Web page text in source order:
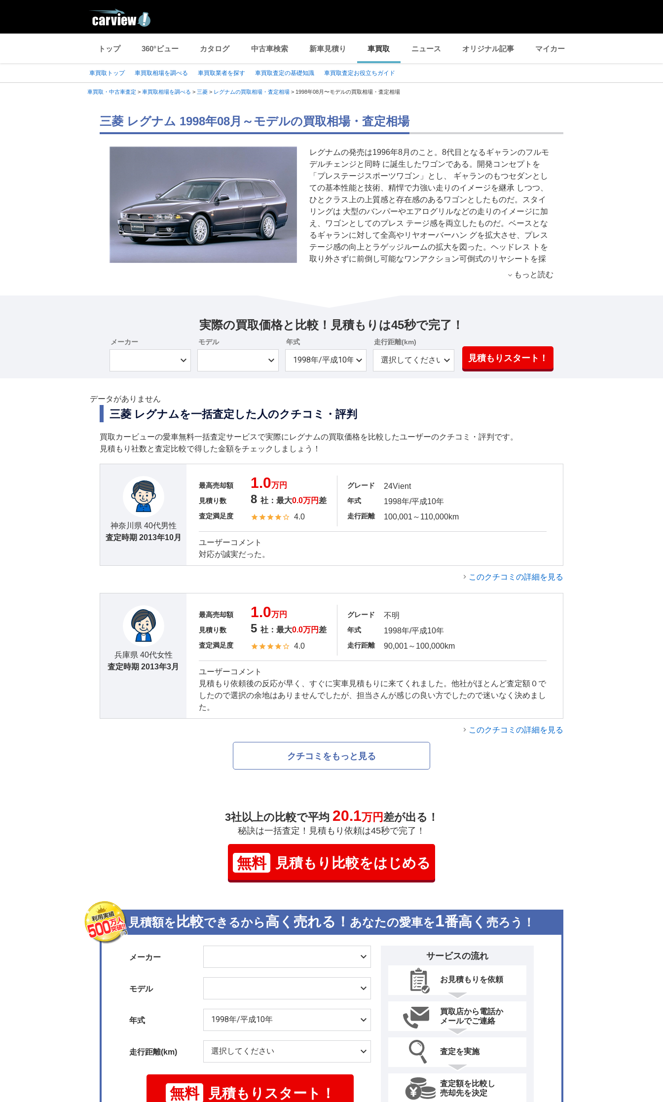
トップ 360°ビュー カタログ 中古車検索 新車見積り 車買取 ニュース オリジナル記事 マイカー
車買取トップ 車買取相場を調べる 車買取業者を探す 車買取査定の基礎知識 車買取査定お役立ちガイド
車買取・中古車査定 > 車買取相場を調べる > 三菱 > レグナムの買取相場・査定相場 > 1998年08月〜モデルの買取相場・査定相場
三菱 レグナム 1998年08月～モデルの買取相場・査定相場
レグナムの発売は1996年8月のこと。8代目となるギャランのフルモ
デルチェンジと同時 に誕生したワゴンである。開発コンセプトを
「プレステージスポーツワゴン」とし、 ギャランのもつセダンとし
ての基本性能と技術、精悍で力強い走りのイメージを継承 しつつ、
ひとクラス上の上質感と存在感のあるワゴンとしたものだ。スタイ
リングは 大型のバンパーやエアログリルなどの走りのイメージに加
え、ワゴンとしてのプレス テージ感を両立したものだ。ベースとな
るギャランに対して全高やリヤオーバーハン グを拡大させ、プレス
テージ感の向上とラゲッジルームの拡大を図った。ヘッドレス トを
取り外さずに前倒し可能なワンアクション可倒式のリヤシートを採
用、さらに可 倒後に床面がほぼフラットになるレイアウトなど、使
ードに応じ4AT、5AT、5MTが用意されている。デュアルSRSエアバ
ッグ、ABS、セー フティ機構付パワーウィンドなど一通りの安全装
備は全車標準となっている。
もっと読む
実際の買取価格と比較！見積もりは45秒で完了！
メーカー モデル 年式 走行距離(km)
見積もりスタート！
データがありません
三菱 レグナムを一括査定した人のクチコミ・評判
買取カービューの愛車無料一括査定サービスで実際にレグナムの買取価格を比較したユーザーのクチコミ・評判です。
見積もり社数と査定比較で得した金額をチェックしましょう！
神奈川県 40代男性
査定時期 2013年10月
最高売却額 1.0万円
見積り数 8 社：最大0.0万円 差
査定満足度 4.0
グレード 24Vient
年式 1998年/平成10年
走行距離 100,001～110,000km
ユーザーコメント
対応が誠実だった。
このクチコミの詳細を見る
兵庫県 40代女性
査定時期 2013年3月
最高売却額 1.0万円
見積り数 5 社：最大0.0万円 差
査定満足度 4.0
グレード 不明
年式 1998年/平成10年
走行距離 90,001～100,000km
ユーザーコメント
見積もり依頼後の反応が早く、すぐに実車見積もりに来てくれました。他社がほとんど査定額０で
したので選択の余地はありませんでしたが、担当さんが感じの良い方でしたので迷いなく決めまし
た。
このクチコミの詳細を見る
クチコミをもっと見る
3社以上の比較で平均 20.1万円差が出る！
秘訣は一括査定！見積もり依頼は45秒で完了！
無料 見積もり比較をはじめる
見積額を 比較できるから高く売れる！ あなたの愛車を1番高く 売ろう！
メーカー
モデル
年式
走行距離(km)
無料 見積もりスタート！
サービスの流れ
お見積もりを依頼
買取店から電話か
メールでご連絡
査定を実施
査定額を比較し
売却先を決定